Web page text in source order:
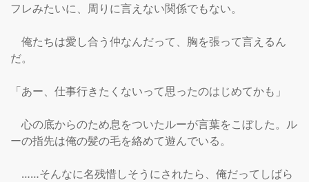
フレみたいに、周りに言えない関係でもない。
俺たちは愛し合う仲なんだって、胸を張って言えるん
だ。
「あー、仕事行きたくないって思ったのはじめてかも」
心の底からのため息をついたルーが言葉をこぼした。ル
ーの指先は俺の髪の毛を絡めて遊んでいる。
……そんなに名残惜しそうにされたら、俺だってしばら